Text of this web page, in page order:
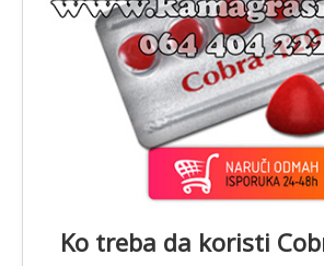
Ko treba da koristi